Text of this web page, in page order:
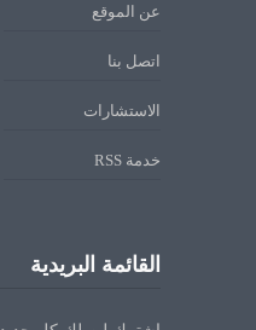
عن الموقع
اتصل بنا
الاستشارات
خدمة RSS
القائمة البريدية